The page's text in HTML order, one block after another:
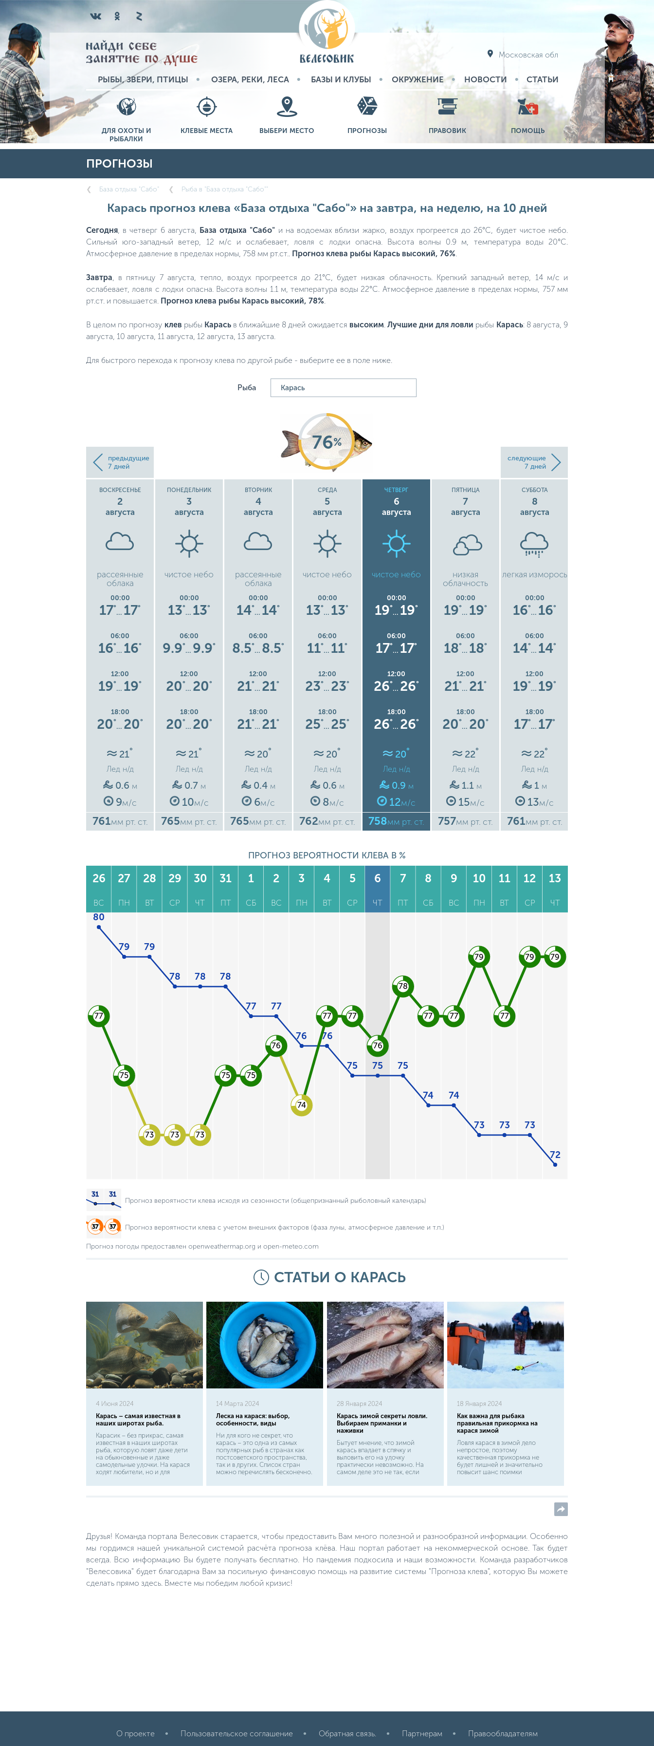
Московская обл
РЫБЫ, ЗВЕРИ, ПТИЦЫ ОЗЕРА, РЕКИ, ЛЕСА БАЗЫ И КЛУБЫ ОКРУЖЕНИЕ НОВОСТИ СТАТЬИ
ДЛЯ ОХОТЫ И
РЫБАЛКИ
КЛЕВЫЕ МЕСТА ВЫБЕРИ МЕСТО ПРОГНОЗЫ ПРАВОВИК ПОМОЩЬ
ПРОГНОЗЫ
База отдыха "Сабо" Рыба в "База отдыха "Сабо""
Карась прогноз клева «База отдыха "Сабо"» на завтра, на неделю, на 10 дней
Сегодня , в четверг 6 августа, База отдыха "Сабо" и на водоемах вблизи жарко, воздух прогреется до 26°C, будет чистое небо.
Сильный юго-западный ветер, 12 м/с и ослабевает, ловля с лодки опасна. Высота волны 0.9 м, температура воды 20°C.
Атмосферное давление в пределах нормы, 758 мм рт.ст.. Прогноз клева рыбы Карась высокий, 76%
Завтра , в пятницу 7 августа, тепло, воздух прогреется до 21°C, будет низкая облачность. Крепкий западный ветер, 14 м/с и
ослабевает, ловля с лодки опасна. Высота волны 1.1 м, температура воды 22°C. Атмосферное давление в пределах нормы, 757 мм
рт.ст. и повышается. Прогноз клева рыбы Карась высокий, 78%
В целом по прогнозу клев рыбы Карасьв ближайшие 8 дней ожидается высоким Лучшие дни для ловли рыбы Карась: 8 августа, 9
августа, 10 августа, 11 августа, 12 августа, 13 августа.
Для быстрого перехода к прогнозу клева по другой рыбе - выберите ее в поле ниже.
Рыба
предыдущие
7 дней
76%
следующие
7 дней
ВОСКРЕСЕНЬЕ
2
августа
рассеянные
облака
00:00
17°
… 17°
06:00
16°
… 16°
12:00
19°
… 19°
18:00
20°
… 20°
21°
Лед н/д
0.6 м
9м/с
761мм рт. ст.
ПОНЕДЕЛЬНИК
3
августа
чистое небо
00:00
13°
… 13°
06:00
9.9°
… 9.9°
12:00
20°
… 20°
18:00
20°
… 20°
21°
Лед н/д
0.7 м
10м/с
765мм рт. ст.
ВТОРНИК
4
августа
рассеянные
облака
00:00
14°
… 14°
06:00
8.5°
… 8.5°
12:00
21°
… 21°
18:00
21°
… 21°
20°
Лед н/д
0.4 м
6м/с
765мм рт. ст.
СРЕДА
5
августа
чистое небо
00:00
13°
… 13°
06:00
11°
… 11°
12:00
23°
… 23°
18:00
25°
… 25°
20°
Лед н/д
0.6 м
8м/с
762мм рт. ст.
ЧЕТВЕРГ
6
августа
чистое небо
00:00
19°
… 19°
06:00
17°
… 17°
12:00
26°
… 26°
18:00
26°
… 26°
20°
Лед н/д
0.9 м
12м/с
758мм рт. ст.
ПЯТНИЦА
7
августа
низкая
облачность
00:00
19°
… 19°
06:00
18°
… 18°
12:00
21°
… 21°
18:00
20°
… 20°
22°
Лед н/д
1.1 м
15м/с
757мм рт. ст.
СУББОТА
8
августа
легкая изморось
00:00
16°
… 16°
06:00
14°
… 14°
12:00
19°
… 19°
18:00
17°
… 17°
22°
Лед н/д
1 м
13м/с
761мм рт. ст.
ПРОГНОЗ ВЕРОЯТНОСТИ КЛЕВА В %
26
ВС
27
ПН
28
ВТ
29
СР
30
ЧТ
31
ПТ
1
СБ
2
ВС
3
ПН
4
ВТ
5
СР
6
ЧТ
7
ПТ
8
СБ
9
ВС
10
ПН
11
ВТ
12
СР
13
ЧТ
80
79 79
78 78 78
77 77
76 76
75 75 75
74 74
73 73 73
72
77
75
73 73 73
75 75
76
74
77 77
76
78
77 77
79
77
79 79
Прогноз вероятности клева исходя из сезонности (общепризнанный рыболовный календарь)
Прогноз вероятности клева с учетом внешних факторов (фаза луны, атмосферное давление и т.п.)
Прогноз погоды предоставлен openweathermap.org и open-meteo.com
СТАТЬИ О КАРАСЬ
4 Июня 2024
Карась – самая известная в
наших широтах рыба.
Карасик – без прикрас, самая
известная в наших широтах
рыба, которую ловят даже дети
на обыкновенные и даже
самодельные удочки. На карася
ходят любители, но и для
представляет определенную
небольшим ртом и глазами.
Обыкновенный карась
называется еще золотым, так как
в отличие от братьев по виду у
него золотистая крупная чешуя,
становящаяся очень светлой на
брюхе.
14 Марта 2024
Леска на карася: выбор,
особенности, виды
Ни для кого не секрет, что
карась – это одна из самых
популярных рыб в странах как
постсоветского пространства,
так и в других. Список стран
можно перечислять бесконечно.
но крайне важная деталь, без
28 Января 2024
Карась зимой секреты ловли.
Выбираем приманки и
наживки
Бытует мнение, что зимой
карась впадает в спячку и
выловить его на удочку
практически невозможно. На
самом деле это не так, если
крась клюет активно и в зимний
заводи коряжника, где и
необходимо расставлять удочки.
18 Января 2024
Как важна для рыбака
правильная прикормка на
карася зимой
Ловля карася в зимой дело
непростое, поэтому
качественная прикормка не
будет лишней и значительно
повысит шанс поимки
Конечно можно купить готовую
карась не сможет проплыть
мимо заманчивой пищи.
Друзья! Команда портала Велесовик старается, чтобы предоставить Вам много полезной и разнообразной информации. Особенно
мы гордимся нашей уникальной системой расчёта прогноза клёва. Наш портал работает на некоммерческой основе. Так будет
всегда. Всю информацию Вы будете получать бесплатно. Но пандемия подкосила и наши возможности. Команда разработчиков
"Велесовика" будет благодарна Вам за посильную финансовую помощь на развитие системы "Прогноза клева", которую Вы можете
сделать прямо здесь. Вместе мы победим любой кризис!
О проекте Пользовательское соглашение Обратная связь. Партнерам Правообладателям